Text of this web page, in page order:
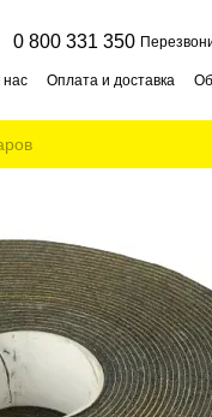
0 800 331 350
Оплата и доставка